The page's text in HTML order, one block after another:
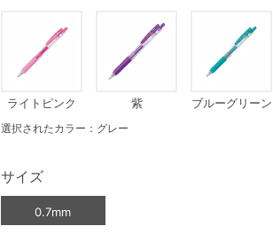
ライトピンク 紫 ブルーグリーン
選択されたカラー：グレー
サイズ
0.7mm